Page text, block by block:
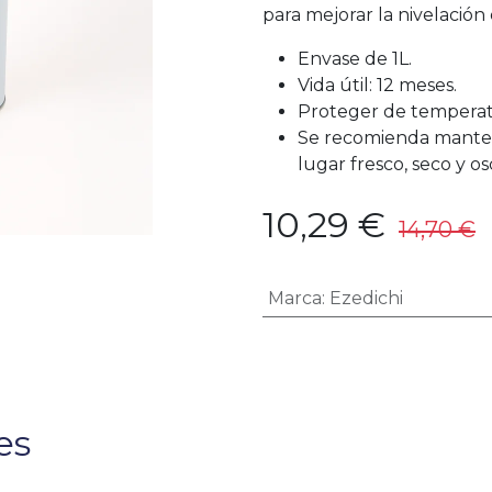
para mejorar la
Envase de 1L.
Vida útil: 12 meses.
Proteger de
Se recomienda
lugar fresco, seco y
10,29 € 14,70€
Marca: Ezedichi